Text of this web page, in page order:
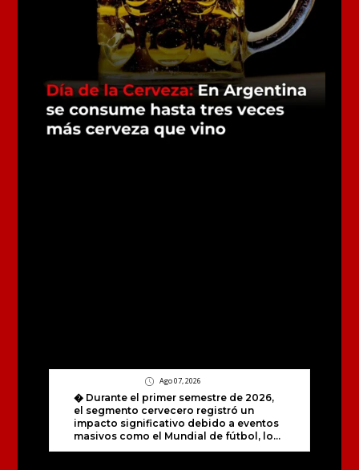
Ago 07, 2026
� Durante el primer semestre de 2026,
el segmento cervecero registró un
impacto significativo debido a eventos
masivos como el Mundial de fútbol, lo...